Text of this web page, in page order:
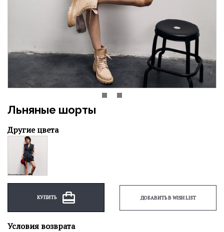
Льняные шорты
Другие цвета
КУПИТЬ ДОБАВИТЬ В WISH LIST
Условия возврата